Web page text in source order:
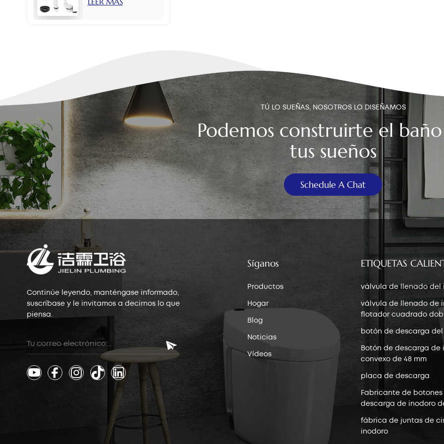
TÚ LO SUEÑAS, NOSOTROS LO DISEÑAMOS
Podemos construirte el
tus sueños
Schedule A Chat
Continúe leyendo, manténgase informado,
suscríbase y le invitamos a decirnos lo que
piensa.
Síganos
Productos
Hogar
Blog
Noticias
Vídeos
ETIQUETAS
válvula de llenado del
válvula de llenado de
flotador cuadrado
botón de descarga del
Botón de descarga de
convexo de 48 mm
placa de descarga
Fabricante de botones
descarga de inodoro
fábrica de juntas de
inodoro